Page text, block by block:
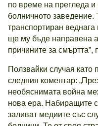
по време на прегледа и
болничното
транспортиран
ще му бъде направена
причините за смъртта”,
Ползвайки случая като
следния коментар:
необяснимата война
нова ера. Набиращите
заливат медиите със